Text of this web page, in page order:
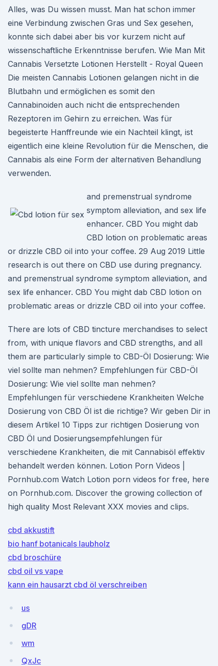
Alles, was Du wissen musst. Man hat schon immer
eine Verbindung zwischen Gras und Sex gesehen,
konnte sich dabei aber bis vor kurzem nicht auf
wissenschaftliche Erkenntnisse berufen. Wie Man Mit
Cannabis Versetzte Lotionen Herstellt - Royal Queen
Die meisten Cannabis Lotionen gelangen nicht in die
Blutbahn und ermöglichen es somit den
Cannabinoiden auch nicht die entsprechenden
Rezeptoren im Gehirn zu erreichen. Was für
begeisterte Hanffreunde wie ein Nachteil klingt, ist
eigentlich eine kleine Revolution für die Menschen, die
Cannabis als eine Form der alternativen Behandlung
verwenden.
and premenstrual syndrome
symptom alleviation, and sex life
enhancer. CBD You might dab
CBD lotion on problematic areas
or drizzle CBD oil into your coffee. 29 Aug 2019 Little
research is out there on CBD use during pregnancy.
and premenstrual syndrome symptom alleviation, and
sex life enhancer. CBD You might dab CBD lotion on
problematic areas or drizzle CBD oil into your coffee.
There are lots of CBD tincture merchandises to select
from, with unique flavors and CBD strengths, and all
them are particularly simple to CBD-Öl Dosierung: Wie
viel sollte man nehmen? Empfehlungen für CBD-Öl
Dosierung: Wie viel sollte man nehmen?
Empfehlungen für verschiedene Krankheiten Welche
Dosierung von CBD Öl ist die richtige? Wir geben Dir in
diesem Artikel 10 Tipps zur richtigen Dosierung von
CBD Öl und Dosierungsempfehlungen für
verschiedene Krankheiten, die mit Cannabisöl effektiv
behandelt werden können. Lotion Porn Videos |
Pornhub.com Watch Lotion porn videos for free, here
on Pornhub.com. Discover the growing collection of
high quality Most Relevant XXX movies and clips.
cbd akkustift
bio hanf botanicals laubholz
cbd broschüre
cbd oil vs vape
kann ein hausarzt cbd öl verschreiben
us
gDR
wm
QxJc